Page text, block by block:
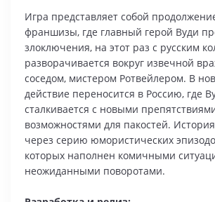
Игра представляет собой
франшизы, где главный герой Вуди
злоключения, на этот раз с русским
разворачивается вокруг извечной
соседом, мистером Ротвейлером. В
действие переносится в Россию, где
сталкивается с новыми
возможностями для пакостей.
через серию юмористических
которых наполнен комичными
неожиданными поворотами.